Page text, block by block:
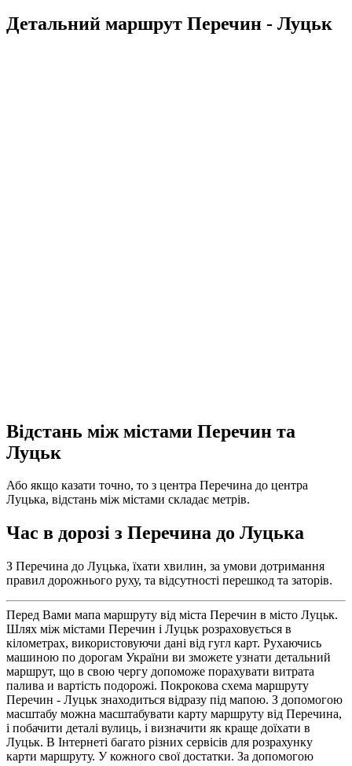
Детальний маршрут Перечин - Луцьк
Відстань між містами Перечин та
Луцьк
Або якщо казати точно, то з центра Перечина до центра
Луцька, відстань між містами складає метрів.
Час в дорозі з Перечина до Луцька
З Перечина до Луцька, їхати хвилин, за умови дотримання
правил дорожнього руху, та відсутності перешкод та заторів.
Перед Вами мапа маршруту від міста Перечин в місто Луцьк.
Шлях між містами Перечин і Луцьк розраховується в
кілометрах, використовуючи дані від гугл карт. Рухаючись
машиною по дорогам України ви зможете узнати детальний
маршрут, що в свою чергу допоможе порахувати витрата
палива и вартість подорожі. Покрокова схема маршруту
Перечин - Луцьк знаходиться відразу під мапою. З допомогою
масштабу можна масштабувати карту маршруту від Перечина,
і побачити деталі вулиць, і визначити як краще доїхати в
Луцьк. В Інтернеті багато різних сервісів для розрахунку
карти маршруту. У кожного свої достатки. За допомогою